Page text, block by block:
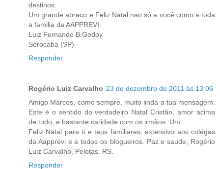
destinos.
Um grande abraco e Feliz Natal nao só a você como a toda
a familia da AAPPREVI.
Luiz Fernando B.Godoy
Sorocaba (SP)
Responder
Rogério Luiz Carvalho 23 de dezembro de 2011 às 13:06
Amigo Marcos, como sempre, muito linda a tua mensagem.
Este é o sentido do verdadeiro Natal Cristão, amor acima
de tudo, e bastante caridade com os irmãos. Um
Feliz Natal para ti e teus familiares, extensivo aos colégas
da Aapprevi e a todos os blogueiros. Paz e saude, Rogério
Luiz Carvalho, Pelotas. RS.
Responder